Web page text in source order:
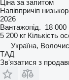
Ціна за запитом
Напівпричіп
2026
Вантажопід. 18 000
5 200 кг Кількість
Україна,
ТАД
Зв'язатися з